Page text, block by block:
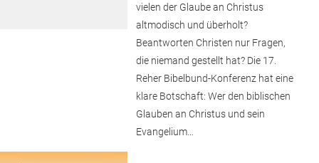
vielen der Glaube an Christus
altmodisch und überholt?
Beantworten Christen nur Fragen,
die niemand gestellt hat? Die 17.
Reher Bibelbund-Konferenz hat eine
klare Botschaft: Wer den biblischen
Glauben an Christus und sein
Evangelium…